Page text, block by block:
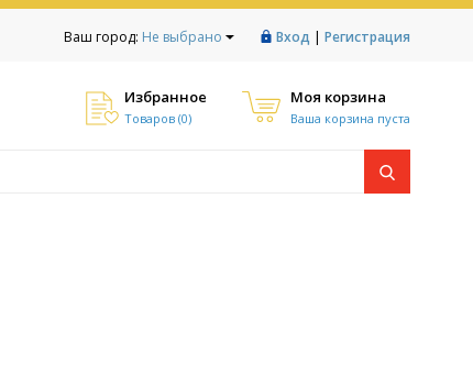
Ваш город: Не выбрано Вход | Регистрация
Избранное
Товаров (0)
Моя корзина
Ваша корзина пуста